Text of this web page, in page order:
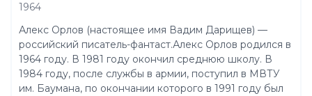
1964
Алекс Орлов (настоящее имя Вадим Дарищев) —
российский писатель-фантаст.Алекс Орлов родился в
1964 году. В 1981 году окончил среднюю школу. В
1984 году, после службы в армии, поступил в МВТУ
им. Баумана, по окончании которого в 1991 году был